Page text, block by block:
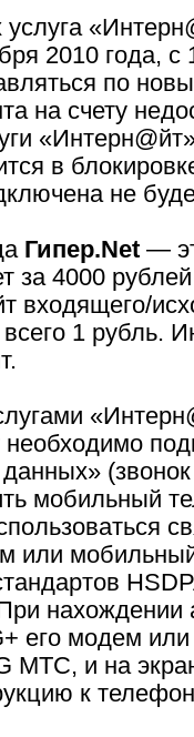
2010 года, с
по
на счету
в
не
Гипер.Net —
за 4000
входящего/
1 рубль.
данных»
мобильный
или
нахождении
его модем
МТС, и на
к